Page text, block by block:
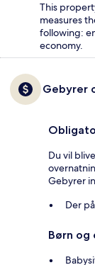
This
measures
following:
economy.
Gebyrer
Du vil
Gebyrer
Der
Børn og